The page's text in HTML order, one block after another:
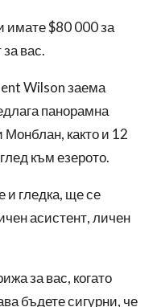
имате $80 000 за
вас.
Wilson заема
панорамна
Монблан, както и 12
към езерото.
и гледка, ще се
асистент, личен
за вас, когато
бъдете сигурни, че